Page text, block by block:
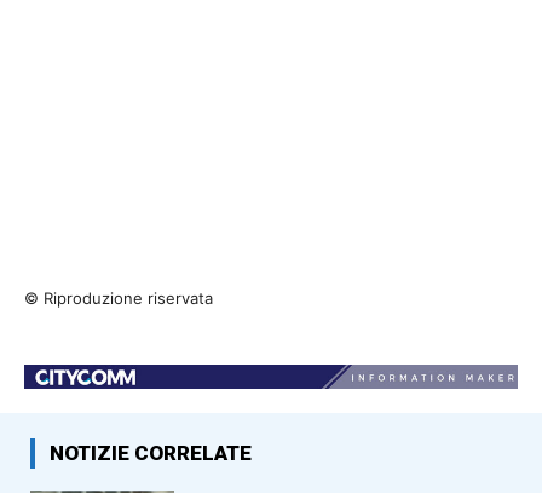
© Riproduzione riservata
NOTIZIE CORRELATE